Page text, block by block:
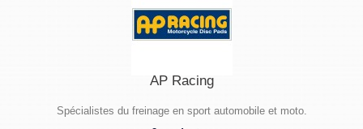
AP Racing
Spécialistes du freinage en sport automobile et moto.